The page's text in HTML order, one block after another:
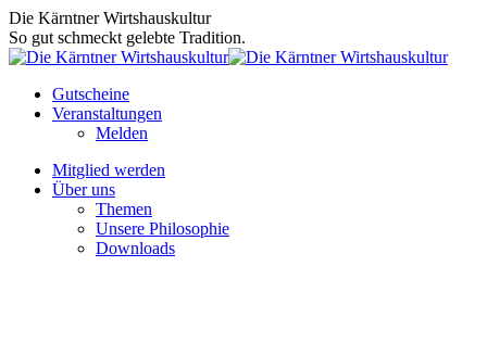
Zum
Inhalt
springen
Die Kärntner Wirtshauskultur
So gut schmeckt gelebte Tradition.
Gutscheine
Veranstaltungen
Melden
Mitglied werden
Über uns
Themen
Unsere Philosophie
Downloads